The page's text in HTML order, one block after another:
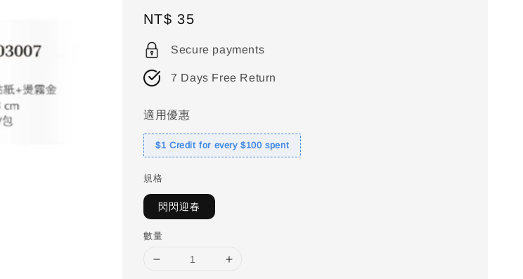
Regular
price
NT$ 35
Secure payments
7 Days Free Return
適用優惠
$1 Credit for every $100 spent
規格
閃閃迎春
數量